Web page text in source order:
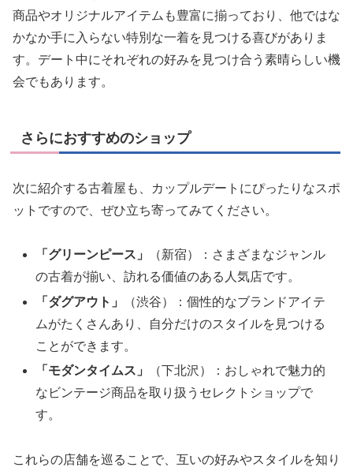
商品やオリジナルアイテムも豊富に揃っており、他ではな
かなか手に入らない特別な一着を見つける喜びがありま
す。デート中にそれぞれの好みを見つけ合う素晴らしい機
会でもあります。
さらにおすすめのショップ
次に紹介する古着屋も、カップルデートにぴったりなスポ
ットですので、ぜひ立ち寄ってみてください。
「グリーンピース」
（新宿）：さまざまなジャンル
の古着が揃い、訪れる価値のある人気店です。
「ダグアウト」
（渋谷）：個性的なブランドアイテ
ムがたくさんあり、自分だけのスタイルを見つける
ことができます。
「モダンタイムス」
（下北沢）：おしゃれで魅力的
なビンテージ商品を取り扱うセレクトショップで
す。
これらの店舗を巡ることで、互いの好みやスタイルを知り